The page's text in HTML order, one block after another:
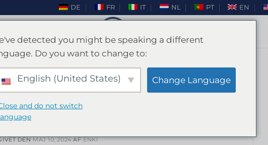
DE FR IT NL PT EN
TAG ARKIVER:PARTYING
til at feste på Mallorca
DENMAJ 10, 2024 AFENKI
detected you might be speaking a different
Do you want to change to:
English (United States) Change Language
and do not switch